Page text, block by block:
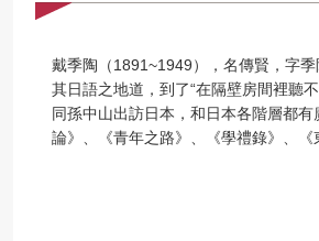
戴季陶（1891~1949），名傳賢，字
其日語之地道，到了“在隔壁房間裡聽
同孫中山出訪日本，和日本各階層都
論》、《青年之路》、《學禮錄》、